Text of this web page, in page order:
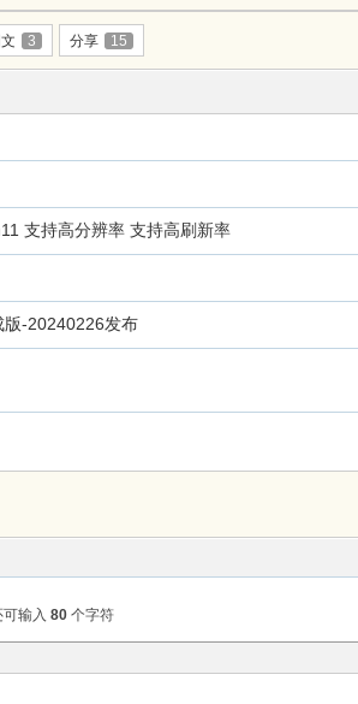
3 分享 15
支持高分辨率 支持高刷新率
版-20240226发布
可输入 80 个字符